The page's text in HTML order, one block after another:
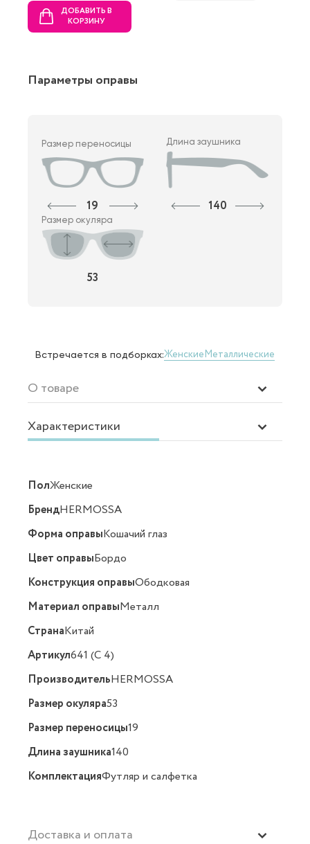
ДОБАВИТЬ В
КОРЗИНУ
Параметры оправы
Размер переносицы
19
Длина заушника
140
Размер окуляра
53
Встречается в подборках:ЖенскиеМеталлические
О товаре
Характеристики
ПолЖенские
БрендHERMOSSA
Форма оправыКошачий глаз
Цвет оправыБордо
Конструкция оправыОбодковая
Материал оправыМеталл
СтранаКитай
Артикул641 (C 4)
ПроизводительHERMOSSA
Размер окуляра53
Размер переносицы19
Длина заушника140
КомплектацияФутляр и салфетка
Доставка и оплата